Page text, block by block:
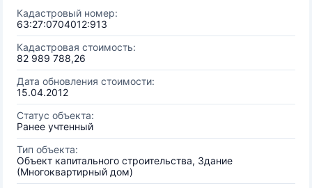
Кадастровый номер:
63:27:0704012:913
Кадастровая стоимость:
82 989 788,26
Дата обновления стоимости:
15.04.2012
Статус объекта:
Ранее учтенный
Тип объекта:
Объект капитального строительства, Здание
(Многоквартирный дом)